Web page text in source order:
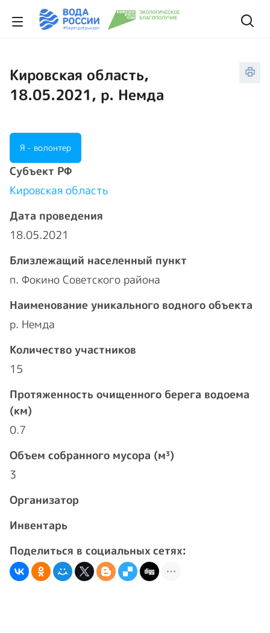
Кировская область,
18.05.2021, р. Немда
Я - волонтер
Cубъект РФ
Кировская область
Дата проведения
18.05.2021
Близлежащий населенный пункт
п. Фокино Советского района
Наименование уникального водного объекта
р. Немда
Количество участников
15
Протяженность очищенного берега водоема
(км)
0.7
Объем собранного мусора (м³)
3
Организатор
Инвентарь
Поделиться в социальных сетях: